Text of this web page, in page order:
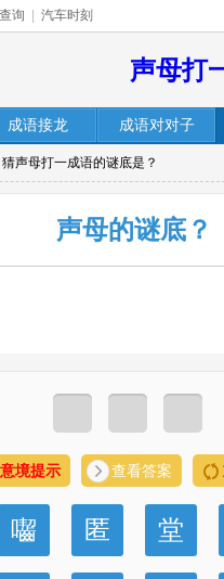
询 汽车时刻
声母打
成语接龙 成语对对子
猜声母打一成语的谜底是？
声母的谜底？
意境提示 查看答案
囓 匿 堂